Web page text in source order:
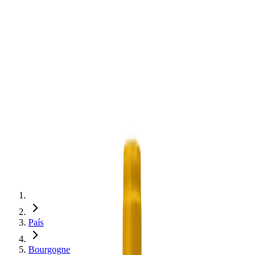
País
Bourgogne